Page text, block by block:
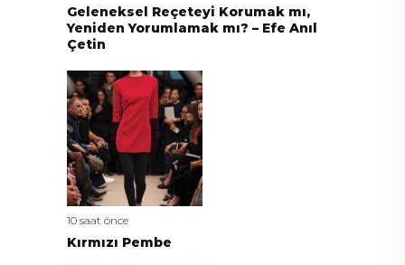
Geleneksel Reçeteyi Korumak mı,
Yeniden Yorumlamak mı? – Efe Anıl
Çetin
10 saat önce
Kırmızı Pembe